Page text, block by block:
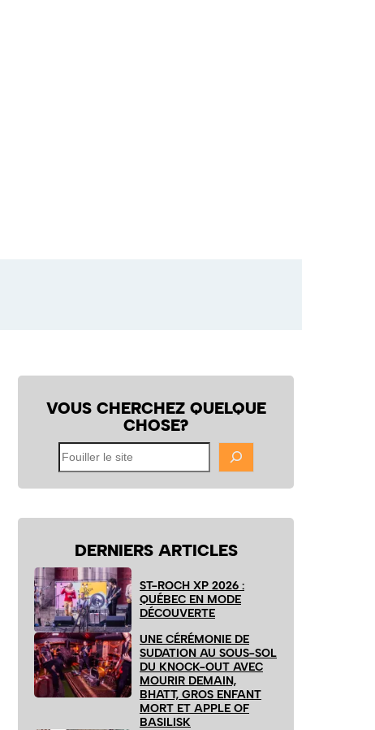
VOUS CHERCHEZ QUELQUE
CHOSE?
Fouiller
le
site
DERNIERS ARTICLES
ST-ROCH XP 2026 :
QUÉBEC EN MODE
DÉCOUVERTE
UNE CÉRÉMONIE DE
SUDATION AU SOUS-SOL
DU KNOCK-OUT AVEC
MOURIR DEMAIN,
BHATT, GROS ENFANT
MORT ET APPLE OF
BASILISK